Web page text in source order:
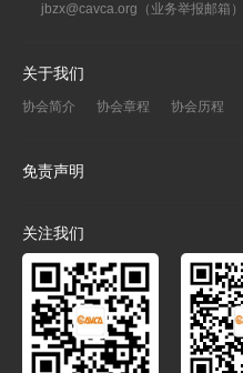
jbzx@cavca.org （业务举报邮箱）
关于我们
协会简介 协会章程 协会历程
免责声明
关注我们